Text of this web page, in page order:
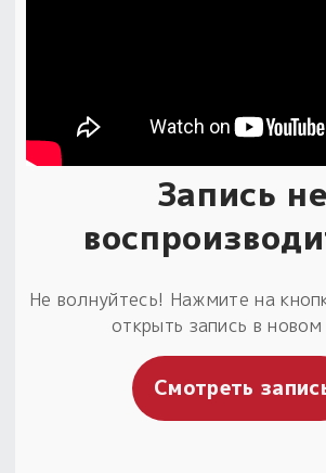
Запись не
Не волнуйтесь! Нажмите на
открыть запись в новом
Смотреть